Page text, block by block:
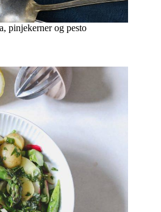
pinjekerner og pesto